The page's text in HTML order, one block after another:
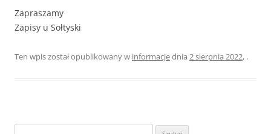
Zapraszamy
Zapisy u Sołtyski
Ten wpis został opublikowany w informacjednia 2 sierpnia 2022, .